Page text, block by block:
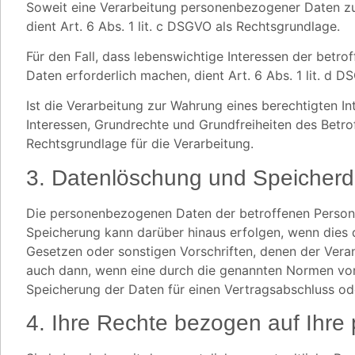
Soweit eine Verarbeitung personenbezogener Daten
dient Art. 6 Abs. 1 lit. c DSGVO als Rechtsgrundlage.
Für den Fall, dass lebenswichtige Interessen der
Daten erforderlich machen, dient Art. 6 Abs. 1 lit. d
Ist die Verarbeitung zur Wahrung eines berechtigten
Interessen, Grundrechte und Grundfreiheiten des
Rechtsgrundlage für die Verarbeitung.
3. Datenlöschung und
Die personenbezogenen Daten der betroffenen
Speicherung kann darüber hinaus erfolgen, wenn
Gesetzen oder sonstigen Vorschriften, denen der
auch dann, wenn eine durch die genannten Normen
Speicherung der Daten für einen Vertragsabschluss
4. Ihre Rechte bezogen auf